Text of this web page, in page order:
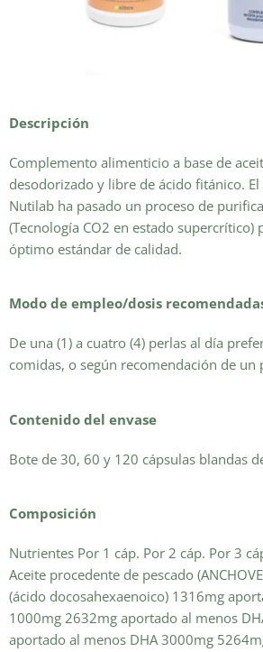
Descripción
Complemento alimenticio a base de
desodorizado y libre de ácido fitánico. El
Nutilab ha pasado un proceso de
(Tecnología CO2 en estado supercrítico)
óptimo estándar de calidad.
Modo de empleo/dosis
De una (1) a cuatro (4) perlas al día
comidas, o según recomendación de un
Contenido del envase
Bote de 30, 60 y 120 cápsulas blandas
Composición
Nutrientes Por 1 cáp. Por 2 cáp. Por 3
Aceite procedente de pescado
(ácido docosahexaenoico) 1316mg
1000mg 2632mg aportado al menos
aportado al menos DHA 3000mg